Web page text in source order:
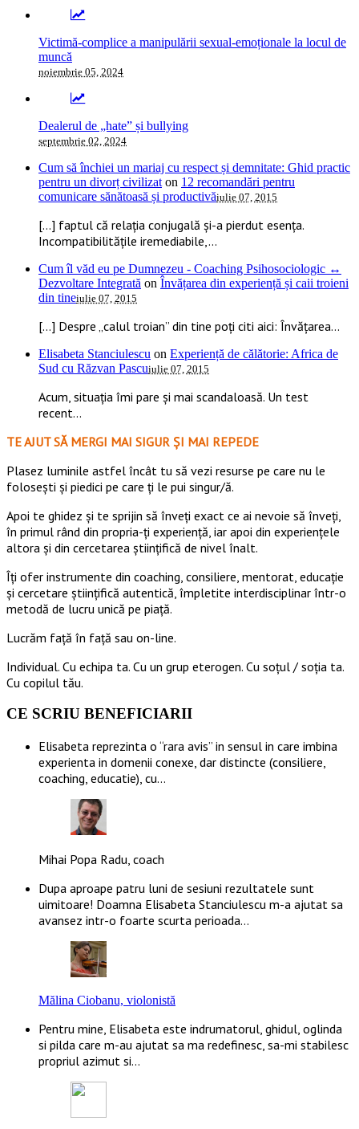
Victimă-complice a manipulării sexual-emoționale la locul de
muncă
noiembrie 05, 2024
Dealerul de „hate” și bullying
septembrie 02, 2024
Cum să închiei un mariaj cu respect și demnitate: Ghid practic
pentru un divorț civilizat on 12 recomandări pentru
comunicare sănătoasă și productivăiulie 07, 2015
[…] faptul că relația conjugală și-a pierdut esența.
Incompatibilitățile iremediabile,...
Cum îl văd eu pe Dumnezeu - Coaching Psihosociologic ↔
Dezvoltare Integrată on Învățarea din experiență și caii troieni
din tineiulie 07, 2015
[…] Despre „calul troian” din tine poți citi aici: Învățarea...
Elisabeta Stanciulescu on Experiență de călătorie: Africa de
Sud cu Răzvan Pascuiulie 07, 2015
Acum, situația îmi pare și mai scandaloasă. Un test
recent...
TE AJUT SĂ MERGI MAI SIGUR ȘI MAI REPEDE
​​Plasez luminile astfel încât tu să vezi resurse pe care nu le
folosești și piedici pe care ți le pui singur/ă.
Apoi te ghidez și te sprijin să înveți exact ce ai nevoie să înveți,
în primul rând din propria-ți experiență, iar apoi din experiențele
altora și din cercetarea științifică de nivel înalt.
Îți ofer instrumente din coaching, consiliere, mentorat, educație
și cercetare științifică autentică, împletite interdisciplinar într-o
metodă de lucru unică pe piață.
Lucrăm față în față sau on-line.
Individual. Cu echipa ta. Cu un grup eterogen. Cu soțul / soția ta.
Cu copilul tău.
CE SCRIU BENEFICIARII
Elisabeta reprezinta o “rara avis” in sensul in care imbina
experienta in domenii conexe, dar distincte (consiliere,
coaching, educatie), cu…
Mihai Popa Radu, coach
Dupa aproape patru luni de sesiuni rezultatele sunt
uimitoare! Doamna Elisabeta Stanciulescu m-a ajutat sa
avansez intr-o foarte scurta perioada…
Mălina Ciobanu, violonistă
Pentru mine, Elisabeta este indrumatorul, ghidul, oglinda
si pilda care m-au ajutat sa ma redefinesc, sa-mi stabilesc
propriul azimut si…